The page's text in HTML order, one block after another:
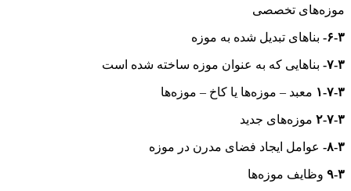
موزه‌های تخصصی
۶-۳- بناهای تبدیل شده به موزه
۷-۳- بناهایی که به عنوان موزه ساخته شده است
۱-۷-۳ معبد – موزه‌ها یا کاخ – موزه‌ها
۲-۷-۳ موزه‌های جدید
۸-۳- عوامل ایجاد فضای مدرن در موزه
۹-۳ وظایف موزه‌ها